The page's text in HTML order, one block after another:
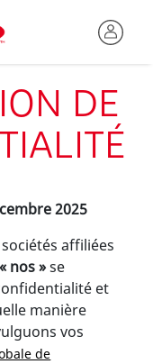
DE
2025
affiliées
nos »se
et
manière
vos
de